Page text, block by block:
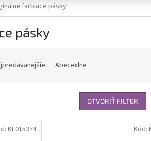
farbiace pásky
pásky
Abecedne
OTVORIŤ FILTER
KE015374 Kód: